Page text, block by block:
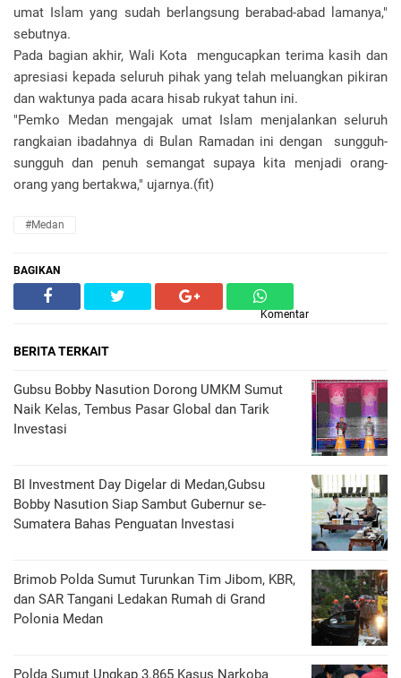
umat Islam yang sudah berlangsung berabad-abad lamanya,"
sebutnya.
Pada bagian akhir, Wali Kota mengucapkan terima kasih dan
apresiasi kepada seluruh pihak yang telah meluangkan pikiran
dan waktunya pada acara hisab rukyat tahun ini.
"Pemko Medan mengajak umat Islam menjalankan seluruh
rangkaian ibadahnya di Bulan Ramadan ini dengan sungguh-
sungguh dan penuh semangat supaya kita menjadi orang-
orang yang bertakwa," ujarnya.(fit)
#Medan
BAGIKAN
Komentar
BERITA TERKAIT
Gubsu Bobby Nasution Dorong UMKM Sumut
Naik Kelas, Tembus Pasar Global dan Tarik
Investasi
BI Investment Day Digelar di Medan,Gubsu
Bobby Nasution Siap Sambut Gubernur se-
Sumatera Bahas Penguatan Investasi
Brimob Polda Sumut Turunkan Tim Jibom, KBR,
dan SAR Tangani Ledakan Rumah di Grand
Polonia Medan
Polda Sumut Ungkap 3.865 Kasus Narkoba